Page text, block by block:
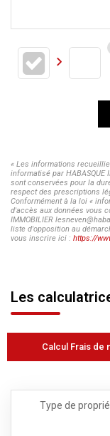
« Les informations
informatisé par HABASQUE
sont conservées pour la
respect des prescriptions
Conformément à la loi «
d'accès aux données vous
IMMOBILIER
liste d'opposition au
vous inscrire ici : https://
Les
Calcul Frais de